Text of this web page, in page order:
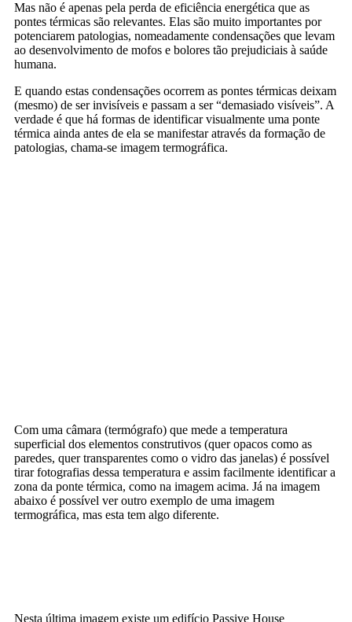
Mas não é apenas pela perda de eficiência energética que as
pontes térmicas são relevantes. Elas são muito importantes por
potenciarem patologias, nomeadamente condensações que levam
ao desenvolvimento de mofos e bolores tão prejudiciais à saúde
humana.
E quando estas condensações ocorrem as pontes térmicas deixam
(mesmo) de ser invisíveis e passam a ser “demasiado visíveis”. A
verdade é que há formas de identificar visualmente uma ponte
térmica ainda antes de ela se manifestar através da formação de
patologias, chama-se imagem termográfica.
Com uma câmara (termógrafo) que mede a temperatura
superficial dos elementos construtivos (quer opacos como as
paredes, quer transparentes como o vidro das janelas) é possível
tirar fotografias dessa temperatura e assim facilmente identificar a
zona da ponte térmica, como na imagem acima. Já na imagem
abaixo é possível ver outro exemplo de uma imagem
termográfica, mas esta tem algo diferente.
Nesta última imagem existe um edifício Passive House